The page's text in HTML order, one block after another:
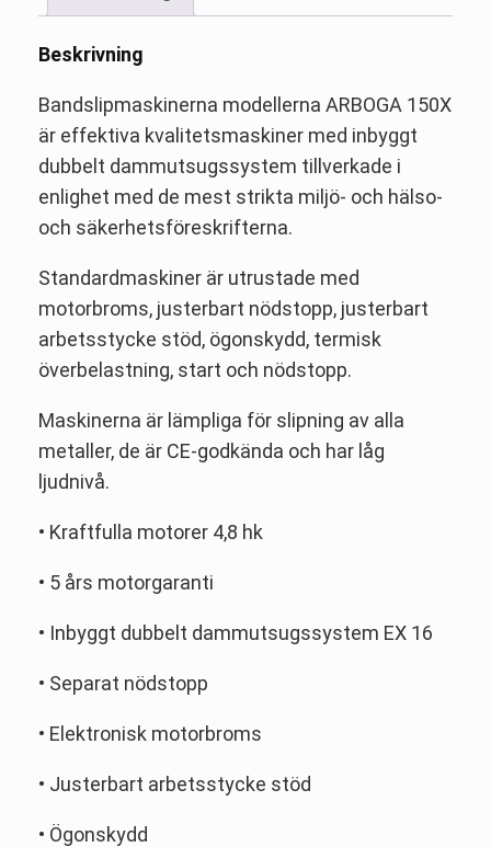
Beskrivning
Bandslipmaskinerna modellerna ARBOGA 150X
är effektiva kvalitetsmaskiner med inbyggt
dubbelt dammutsugssystem tillverkade i
enlighet med de mest strikta miljö- och hälso-
och säkerhetsföreskrifterna.
Standardmaskiner är utrustade med
motorbroms, justerbart nödstopp, justerbart
arbetsstycke stöd, ögonskydd, termisk
överbelastning, start och nödstopp.
Maskinerna är lämpliga för slipning av alla
metaller, de är CE-godkända och har låg
ljudnivå.
• Kraftfulla motorer 4,8 hk
• 5 års motorgaranti
• Inbyggt dubbelt dammutsugssystem EX 16
• Separat nödstopp
• Elektronisk motorbroms
• Justerbart arbetsstycke stöd
• Ögonskydd